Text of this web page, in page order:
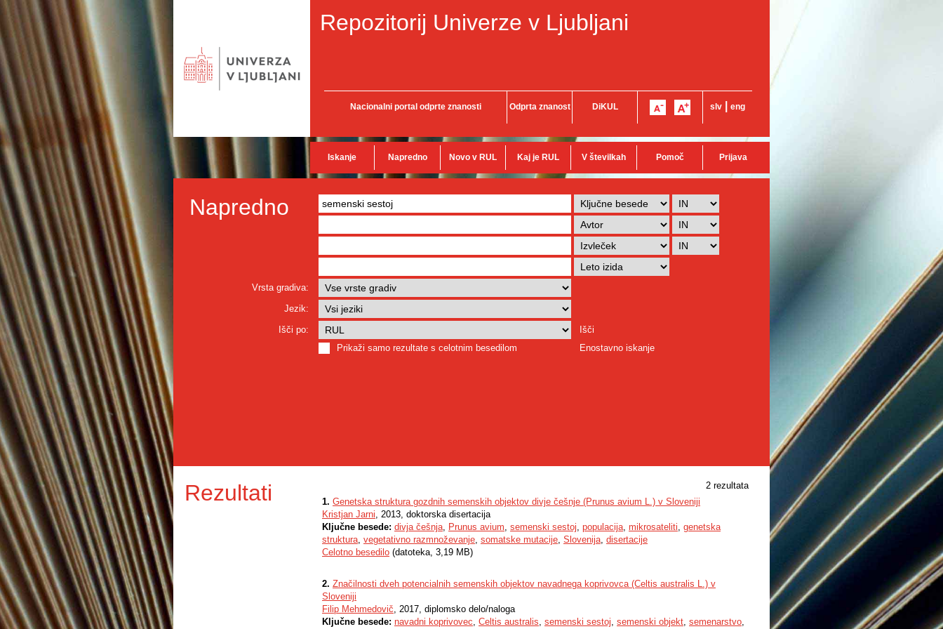
Repozitorij Univerze v Ljubljani
Nacionalni portal odprte znanosti Odprta znanost DiKUL slv eng
Iskanje Napredno Novo v RUL Kaj je RUL V številkah Pomoč Prijava
Napredno
Vrsta gradiva:
Jezik:
Išči po:
Išči
Prikaži samo rezultate s celotnim besedilom
Enostavno iskanje
Rezultati
2 rezultata
1. Genetska struktura gozdnih semenskih objektov divje češnje (Prunus avium L.) v Sloveniji
Kristjan Jarni, 2013, doktorska disertacija
Ključne besede: divja češnja, Prunus avium, semenski sestoj, populacija, mikrosateliti, genetska
struktura, vegetativno razmnoževanje, somatske mutacije, Slovenija, disertacije
Celotno besedilo (datoteka, 3,19 MB)
2. Značilnosti dveh potencialnih semenskih objektov navadnega koprivovca (Celtis australis L.) v
Sloveniji
Filip Mehmedovič, 2017, diplomsko delo/naloga
Ključne besede: navadni koprivovec, Celtis australis, semenski sestoj, semenski objekt, semenarstvo,